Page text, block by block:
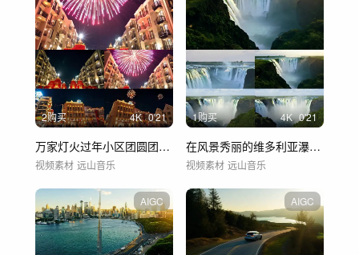
2购买 4K 0'21
万家灯火过年小区团圆团聚居民楼春节夜晚
视频素材 远山音乐
1购买 4K 0'21
在风景秀丽的维多利亚瀑布，壮观的高
视频素材 远山音乐
AIGC AIGC